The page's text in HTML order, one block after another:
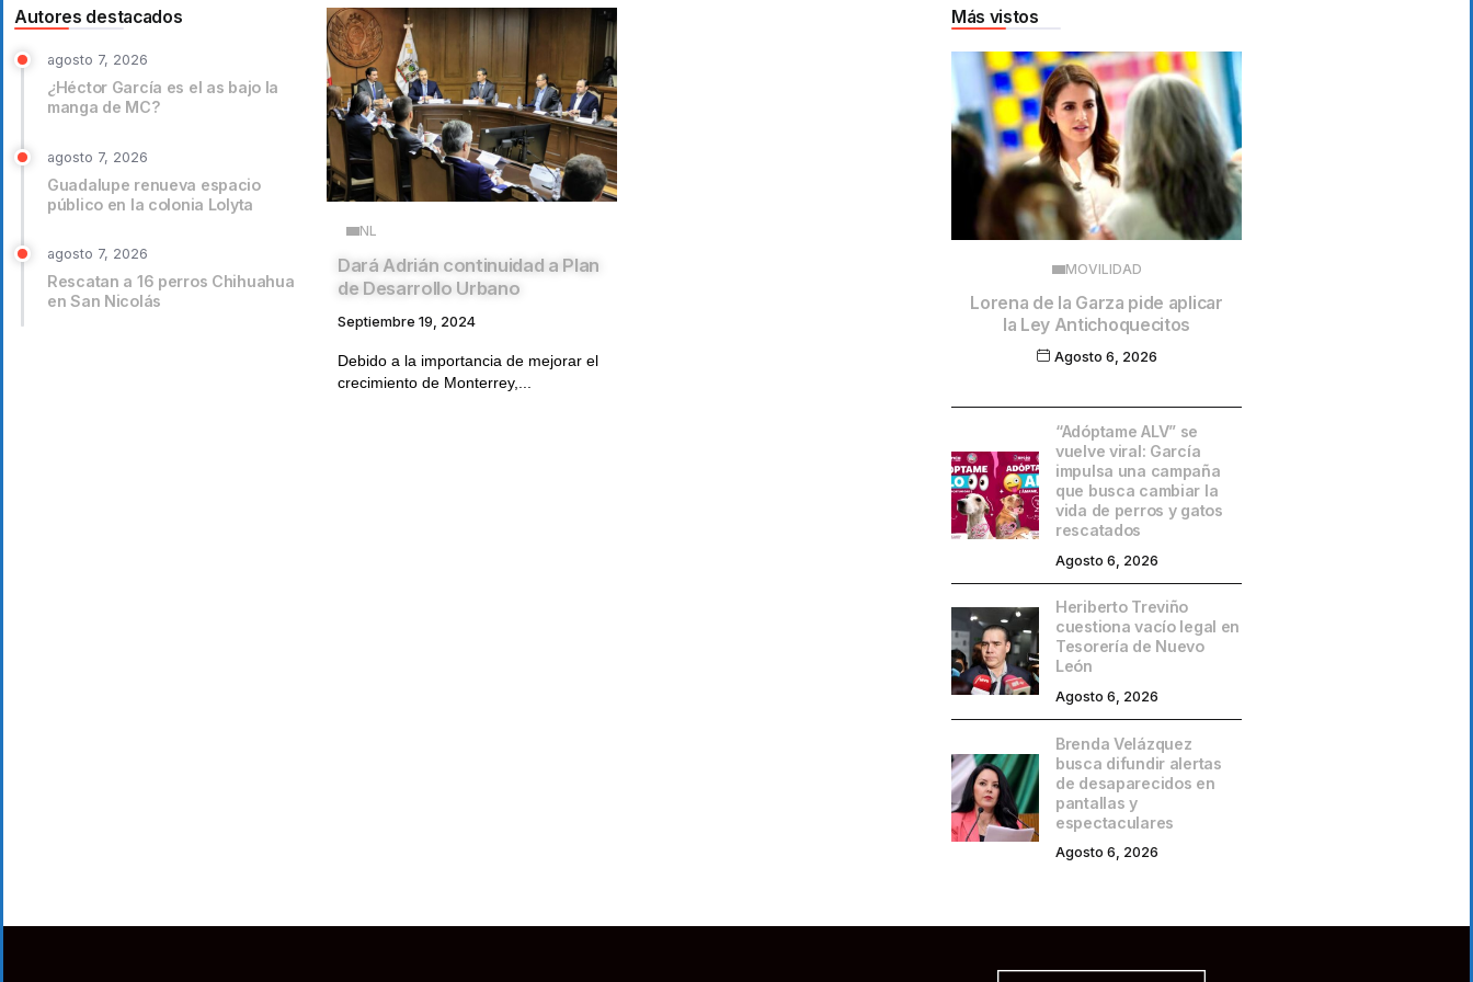
Autores destacados
agosto 7, 2026
¿Héctor García es el as bajo la
manga de MC?
agosto 7, 2026
Guadalupe renueva espacio
público en la colonia Lolyta
agosto 7, 2026
Rescatan a 16 perros Chihuahua
en San Nicolás
NL
Dará Adrián continuidad a Plan
de Desarrollo Urbano
Septiembre 19, 2024
Debido a la importancia de mejorar el
crecimiento de Monterrey,...
Más vistos
MOVILIDAD
Lorena de la Garza pide aplicar
la Ley Antichoquecitos
Agosto 6, 2026
“Adóptame ALV” se
vuelve viral: García
impulsa una campaña
que busca cambiar la
vida de perros y gatos
rescatados
Agosto 6, 2026
Heriberto Treviño
cuestiona vacío legal en
Tesorería de Nuevo
León
Agosto 6, 2026
Brenda Velázquez
busca difundir alertas
de desaparecidos en
pantallas y
espectaculares
Agosto 6, 2026